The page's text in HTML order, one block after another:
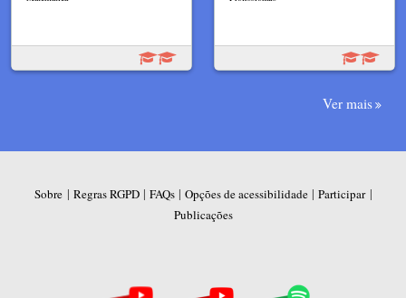
Ver mais
Sobre | Regras RGPD| FAQs| Opções de acessibilidade| Participar|
Publicações